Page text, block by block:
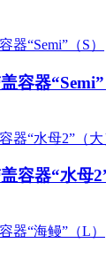
容器“Semi”
容器“水母